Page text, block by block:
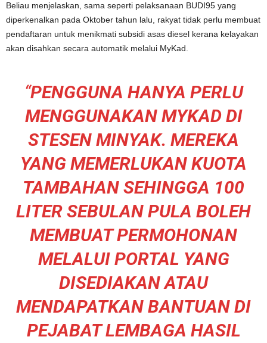
Beliau menjelaskan, sama seperti pelaksanaan BUDI95 yang
diperkenalkan pada Oktober tahun lalu, rakyat tidak perlu membuat
pendaftaran untuk menikmati subsidi asas diesel kerana kelayakan
akan disahkan secara automatik melalui MyKad.
“PENGGUNA HANYA PERLU
MENGGUNAKAN MYKAD DI
STESEN MINYAK. MEREKA
YANG MEMERLUKAN KUOTA
TAMBAHAN SEHINGGA 100
LITER SEBULAN PULA BOLEH
MEMBUAT PERMOHONAN
MELALUI PORTAL YANG
DISEDIAKAN ATAU
MENDAPATKAN BANTUAN DI
PEJABAT LEMBAGA HASIL